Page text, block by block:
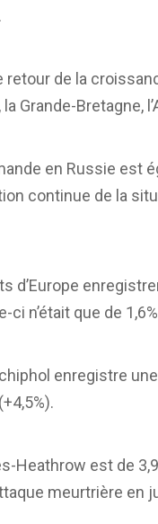
retour de la
Grande-Bretagne,
en Russie est
continue de la
d’Europe
n’était que de
enregistre
Heathrow est de
meurtrière en